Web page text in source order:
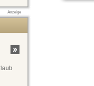
Anzeige